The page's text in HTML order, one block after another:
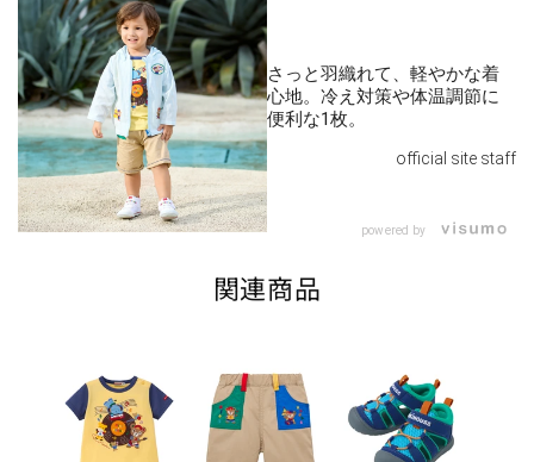
さっと羽織れて、軽やかな着
心地。冷え対策や体温調節に
便利な1枚。
official site staff
powered by
関連商品